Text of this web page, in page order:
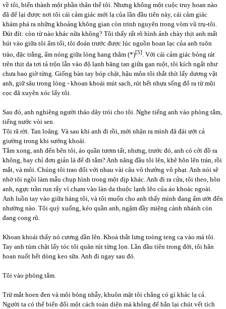
về tôi, biến thành một phần thân thể tôi. Nhưng không một cuộc truy hoan nào
đã để lại được nơi tôi cái cảm giác mới lạ của lần đầu tiên này, cái cảm giác
khám phá ra những khoảng không gian còn trinh nguyên trong vòm vũ trụ-tôi.
Đút đít: còn từ nào khác nữa không? Tôi thấy rất rõ hình ảnh chày thịt anh mất
hút vào giữa tôi ẩm tối, tôi đoán trước được lúc nguồn hoan lạc của anh tuôn
trào, đặc trắng, ấm nóng giữa lòng hang thẳm (*)[5]. Với cái cảm giác bỏng rát
trên thịt da tơi tả trộn lẫn vào độ lạnh băng tan giữa gan ruột, tôi kích ngất như
chưa bao giờ từng. Giống bàn tay bóp chặt, hậu môn tôi thắt thít lấy dương vật
anh, giữ sâu trong lòng - khoan khoái mút sạch, rút hết nhựa sống đổ ra từ mũi
cọc đã xuyên xóc lấy tôi.
Sau đó, anh nghiêng người tháo dây trói cho tôi. Nghe tiếng anh vào phòng tắm,
tiếng nước vòi sen.
Tôi rã rời. Tan loãng. Và sau khi anh đi rồi, mới nhận ra mình đã đái ướt cả
giường trong khi sướng khoái.
Tắm xong, anh đến bên tôi, áo quần tươm tất, nhưng, trước đó, anh có cởi đồ ra
không, hay chỉ đơn giản là để đi tắm? Anh nâng đầu tôi lên, khẽ hôn lên trán, rồi
mắt, và môi. Chúng tôi trao đổi với nhau vài câu vô thưởng vô phạt. Anh nói sẽ
nhờ tôi ngồi làm mẫu chụp hình trong một dịp khác. Anh đi ra cửa, tôi theo, hôn
anh, ngực trần run rẩy vì chạm vào làn da thuộc lạnh lẽo của áo khoác ngoài.
Anh luồn tay vào giữa háng tôi, và tôi muốn cho anh thấy mình đang ẩm ướt đến
nhường nào. Tôi quỳ xuống, kéo quần anh, ngậm đầy miệng cành nhánh còn
đang cong rũ.
Khoan khoái thấy nó cương dần lên. Khoá thắt lưng toòng teng cạ vào má tôi.
Tay anh túm chặt lấy tóc tôi quăn rút từng lọn. Lần đầu tiên trong đời, tôi hân
hoan nuốt hết dòng keo sữa. Anh đi ngay sau đó.
Tôi vào phòng tắm.
Trừ mắt hoen đen và môi bóng nhẫy, khuôn mặt tôi chẳng có gì khác lạ cả.
Người ta có thể biến đổi một cách toàn diện mà không để hằn lại chút vết tích